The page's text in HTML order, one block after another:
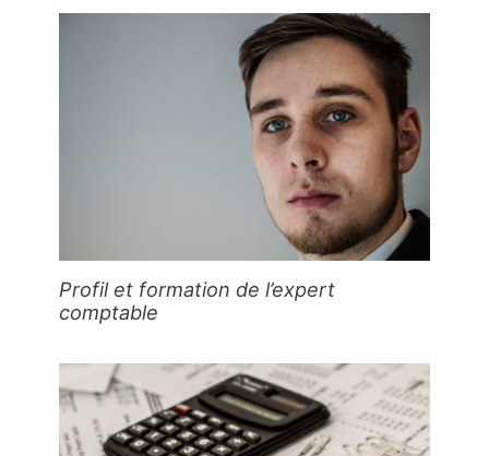
Profil et formation de l’expert
comptable